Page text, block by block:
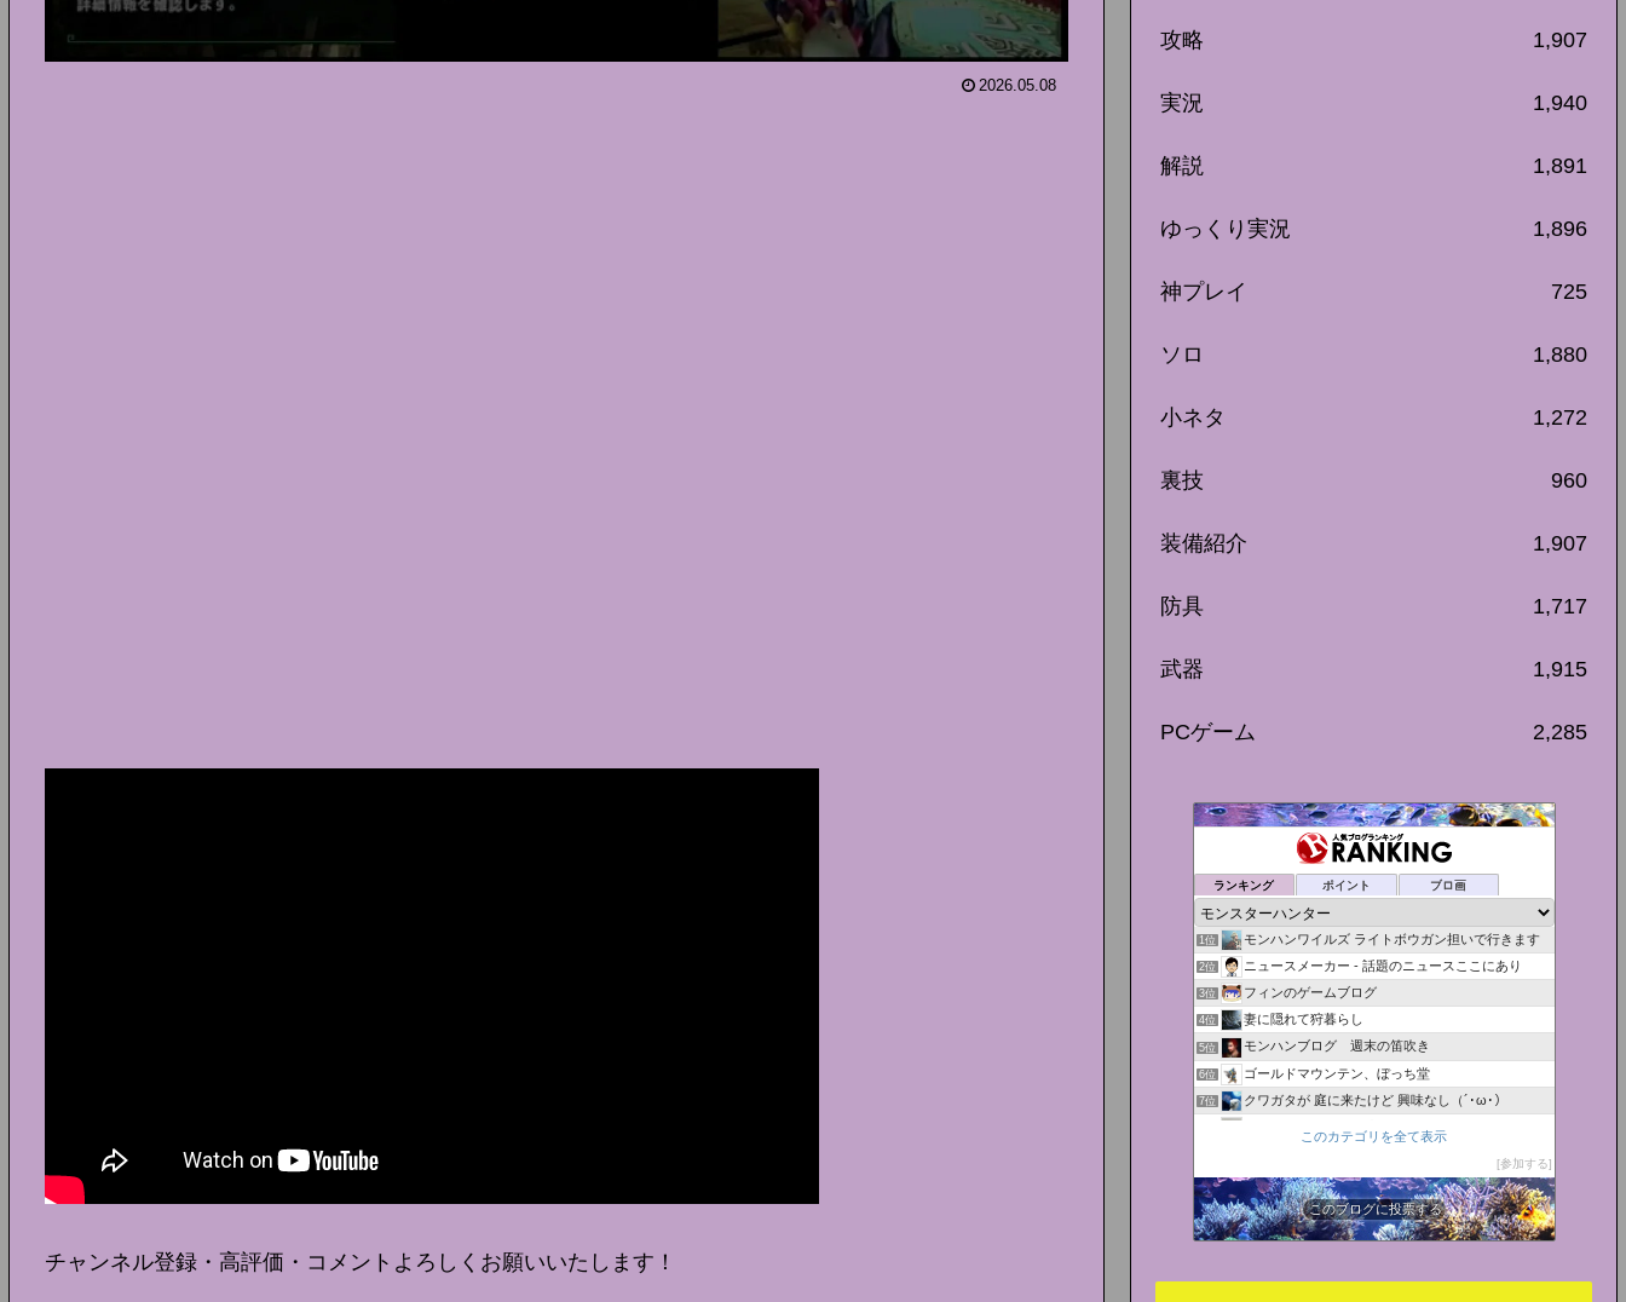
2026.05.08
チャンネル登録・高評価・コメントよろしくお願いいたします！
攻略 1,907
実況 1,940
解説 1,891
ゆっくり実況 1,896
神プレイ 725
ソロ 1,880
小ネタ 1,272
裏技 960
装備紹介 1,907
防具 1,717
武器 1,915
PCゲーム 2,285
ランキング ポイント ブロ画
1位 モンハンワイルズ ライトボウガン担いで行きます
2位 ニュースメーカー - 話題のニュースここにあり
3位 フィンのゲームブログ
4位 妻に隠れて狩暮らし
5位 モンハンブログ 週末の笛吹き
6位 ゴールドマウンテン、ぼっち堂
7位 クワガタが 庭に来たけど 興味なし（´･ω･）
10位 にわかゲーマー奮闘記
11位 モンハン攻略まとめ隊
12位 モンハンを１０倍楽しむ！
このカテゴリを全て表示
参加する
このブログに投票する